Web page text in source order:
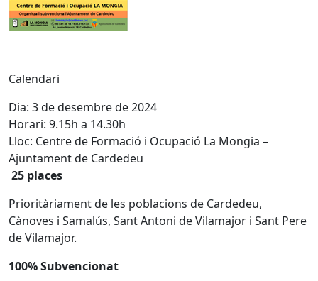
Calendari
Dia: 3 de desembre de 2024
Horari: 9.15h a 14.30h
Lloc: Centre de Formació i Ocupació La Mongia –
Ajuntament de Cardedeu
25 places
Prioritàriament de les poblacions de Cardedeu,
Cànoves i Samalús, Sant Antoni de Vilamajor i Sant Pere
de Vilamajor.
100% Subvencionat